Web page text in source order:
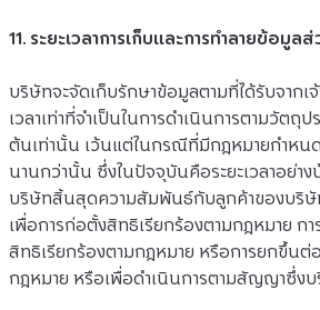
11. ระยะเวลาการเก็บและการทำลายข้อมูล
บริษัทจะจัดเก็บรักษาข้อมูลตามที่ได้รับจากเ
เวลาเท่าที่จำเป็นในการดำเนินการตามวัตถุ
ต้นเท่านั้น เว้นแต่ในกรณีที่มีกฎหมายกำหนดไ
นานกว่านั้น ซึ่งในปัจจุบันคือระยะเวลาอย่า
บริษัทสิ้นสุดความสัมพันธ์กับลูกค้าของบริษั
เพื่อการก่อตั้งสิทธิเรียกร้องตามกฎหมาย ก
สิทธิเรียกร้องตามกฎหมาย หรือการยกขึ้นต่
กฎหมาย หรือเพื่อดำเนินการตามสัญญาซึ่ง